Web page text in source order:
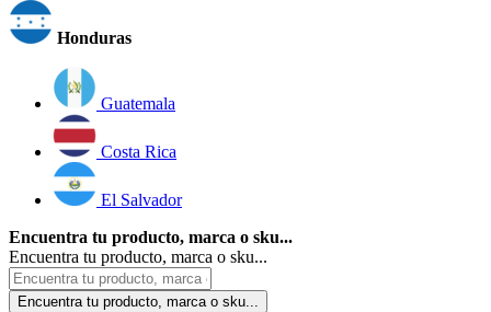
Honduras
Guatemala
Costa Rica
El Salvador
Encuentra tu producto, marca o sku...
Encuentra tu producto, marca o sku...
Encuentra tu producto, marca o sku...